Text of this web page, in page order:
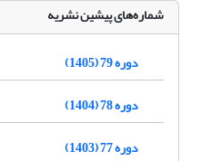
شماره‌های پیشین نشریه
دوره 79 (1405)
دوره 78 (1404)
دوره 77 (1403)